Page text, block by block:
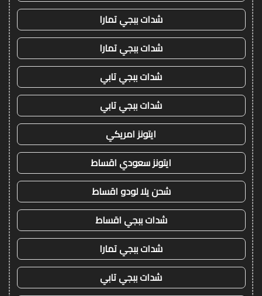
شدات ببجي تمارا
شدات ببجي تمارا
شدات ببجي تابي
شدات ببجي تابي
ايتونز امريكي
ايتونز سعودي اقساط
شحن يلا لودو اقساط
شدات ببجي اقساط
شدات ببجي تمارا
شدات ببجي تابي